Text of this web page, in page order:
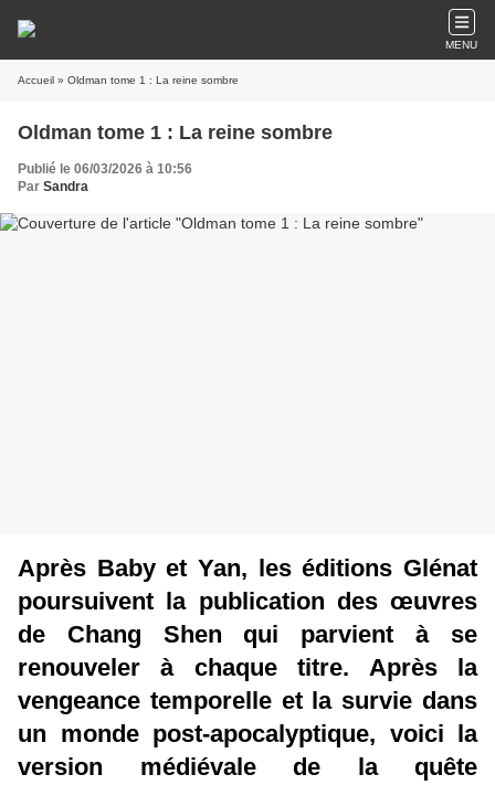
MENU
Accueil » Oldman tome 1 : La reine sombre
Oldman tome 1 : La reine sombre
Publié le 06/03/2026 à 10:56
Par Sandra
Après Baby et Yan, les éditions Glénat
poursuivent la publication des œuvres
de Chang Shen qui parvient à se
renouveler à chaque titre. Après la
vengeance temporelle et la survie dans
un monde post-apocalyptique, voici la
version médiévale de la quête